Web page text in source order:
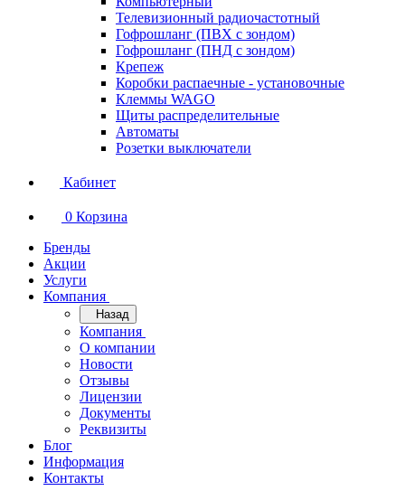
Телевизионный радиочастотный
Гофрошланг (ПВХ с зондом)
Гофрошланг (ПНД с зондом)
Крепеж
Коробки распаечные - установочные
Клеммы WAGO
Щиты распределительные
Автоматы
Розетки выключатели
Кабинет
0 Корзина
Бренды
Акции
Услуги
Компания
Назад
Компания
О компании
Новости
Отзывы
Лицензии
Документы
Реквизиты
Блог
Информация
Контакты